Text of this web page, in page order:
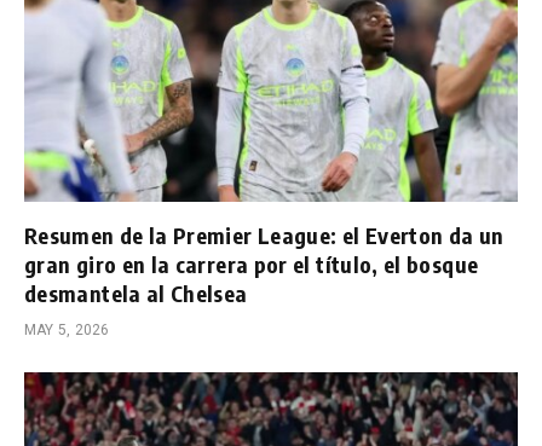
Resumen de la Premier League: el Everton da un
gran giro en la carrera por el título, el bosque
desmantela al Chelsea
MAY 5, 2026